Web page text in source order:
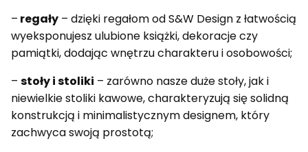
– regały – dzięki regałom od S&W Design z łatwością
wyeksponujesz ulubione książki, dekoracje czy
pamiątki, dodając wnętrzu charakteru i osobowości;
– stoły i stoliki – zarówno nasze duże stoły, jak i
niewielkie stoliki kawowe, charakteryzują się solidną
konstrukcją i minimalistycznym designem, który
zachwyca swoją prostotą;